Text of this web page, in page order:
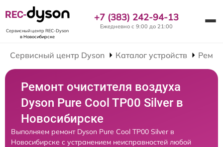
REC-
Сервисный центр REC-Dyson
в Новосибирске
+7 (383) 242-94-13
Ежедневно с 9:00 до 21:00
Сервисный центр Dyson Каталог устройств
Ремонт очистителя воздуха
Dyson Pure Cool TP00 Silver в
Новосибирске
Выполняем ремонт Dyson Pure Cool TP00 Silver в
Новосибирске с устранением неисправностей любой